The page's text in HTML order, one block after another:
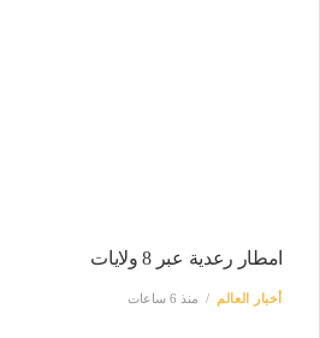
امطار رعدية عبر 8 ولايات
أخبار العالم منذ 6 ساعات